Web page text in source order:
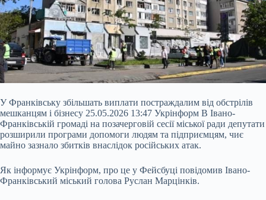
У Франківську збільшать виплати постраждалим від обстрілів
мешканцям і бізнесу 25.05.2026 13:47 Укрінформ В Івано-
Франківській громаді на позачерговій сесії міської ради депутати
розширили програми допомоги людям та підприємцям, чиє
майно зазнало збитків внаслідок російських атак.
Як інформує Укрінформ, про це у Фейсбуці повідомив Івано-
Франківський міський голова Руслан Марцінків.